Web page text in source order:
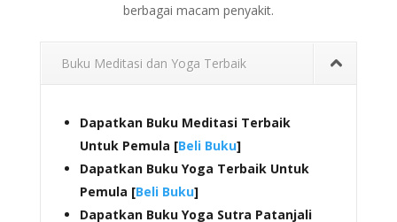
berbagai macam penyakit.
Buku Meditasi dan Yoga Terbaik
Dapatkan Buku Meditasi Terbaik
Untuk Pemula [Beli Buku]
Dapatkan Buku Yoga Terbaik Untuk
Pemula [Beli Buku]
Dapatkan Buku Yoga Sutra Patanjali